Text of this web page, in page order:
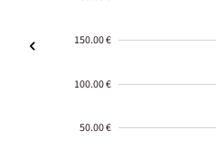
150.00 €
100.00 €
50.00 €